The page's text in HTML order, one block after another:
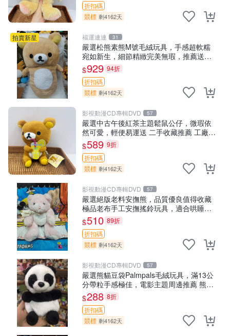
折扣碼
競標 剩4162天
拍賣新星 福運連連 31
嚴選松熊素熊M號毛絨玩具，手感超軟糯
宛如新生，細節精緻完美無瑕，推薦送禮
或珍藏，中古狀態保養得宜。 松熊 素熊
毛絨doll
$929 94折
折扣碼
競標 剩4162天
影視動漫CD專輯DVD 57
嚴選中古午後紅茶主題鬆鼠公仔，微瑕依
然可愛，輕便易運送 二手收藏推薦 工廠直
營 快遞到府 中古 玩偶 公仔
$589 9折
折扣碼
競標 剩4162天
影視動漫CD專輯DVD 57
嚴選絕版老料安撫熊，品質優良值得收藏
極品老布手工安撫搖鈴玩具，適合哄睡寶
貝 超柔老料搖鈴熊，專為孩子設計的安心
伴護 推薦絕版老布製工藝搖鈴熊，可當作
童
$510 89折
折扣碼
競標 剩4162天
影視動漫CD專輯DVD 57
嚴選熊貓豆袋Palmpals毛絨玩具，滿13公
分帶粒手感極佳，電影主題周邊推薦 熊貓
Palmpals 毛絨玩具 豆袋 劇場版周邊
$288 8折
折扣碼
競標 剩4162天